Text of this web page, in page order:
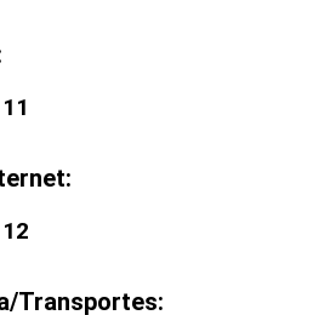
Transportes: